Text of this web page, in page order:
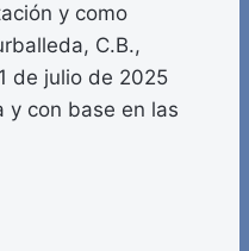
y como
C.B.,
de julio de 2025
y con base en las